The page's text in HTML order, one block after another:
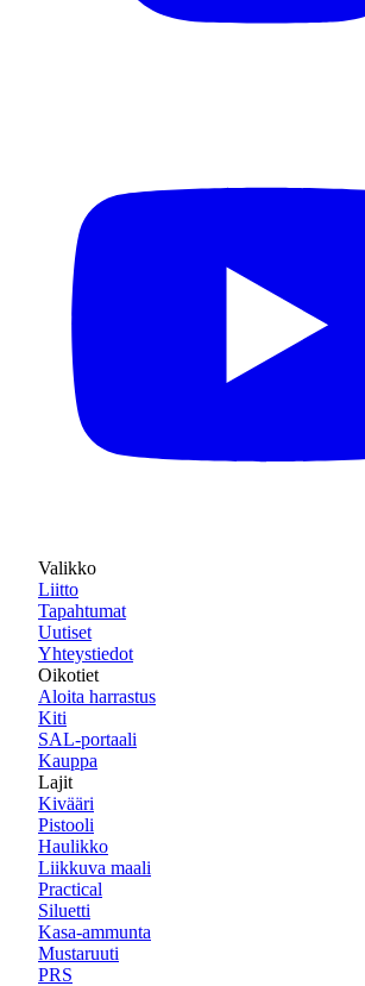
Valikko
Liitto
Tapahtumat
Uutiset
Yhteystiedot
Oikotiet
Aloita harrastus
Kiti
SAL-portaali
Kauppa
Lajit
Kivääri
Pistooli
Haulikko
Liikkuva maali
Practical
Siluetti
Kasa-ammunta
Mustaruuti
PRS